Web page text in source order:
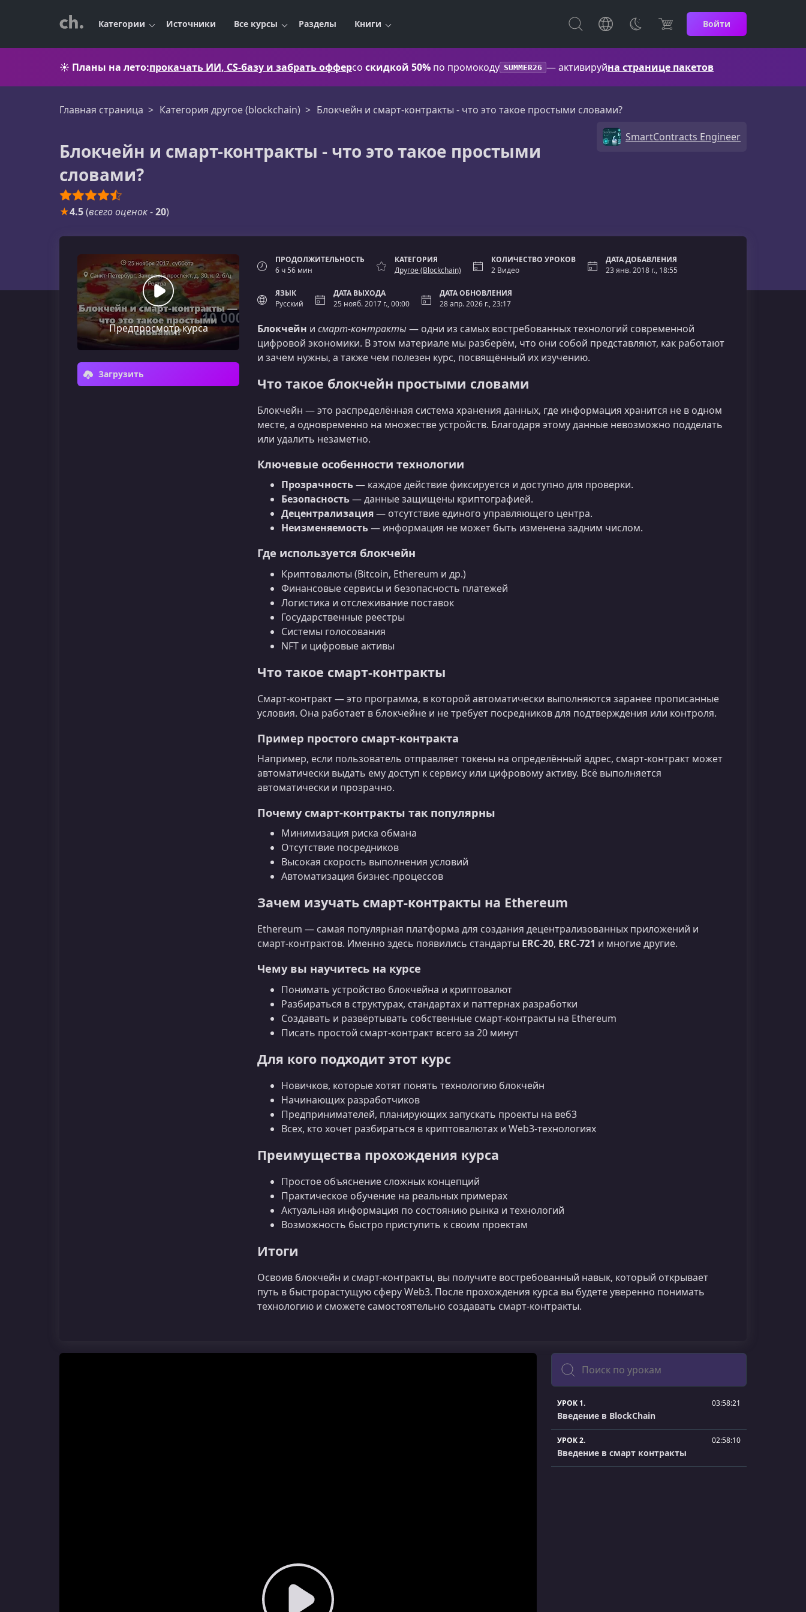
Категории Источники Все курсы Разделы Книги Войти
☀️ Планы на лето:прокачать ИИ, CS-базу и забрать офферсо скидкой 50% по промокоду SUMMER26 — активируйна странице пакетов
Главная страница Категория другоe (blockchain) Блокчейн и смарт-контракты - что это такое простыми словами?
Блокчейн и смарт-контракты - что это такое простыми
словами?
SmartContracts Engineer
★4.5(всего оценок-20)
Предпросмотр курса
Загрузить
ПРОДОЛЖИТЕЛЬНОСТЬ
6 ч 56 мин
КАТЕГОРИЯ
Другоe (Blockchain)
КОЛИЧЕСТВО УРОКОВ
2 Видео
ДАТА ДОБАВЛЕНИЯ
23 янв. 2018 г., 18:55
ЯЗЫК
Русский
ДАТА ВЫХОДА
25 нояб. 2017 г., 00:00
ДАТА ОБНОВЛЕНИЯ
28 апр. 2026 г., 23:17
Блокчейн и смарт-контракты — одни из самых востребованных технологий современной
цифровой экономики. В этом материале мы разберём, что они собой представляют, как работают
и зачем нужны, а также чем полезен курс, посвящённый их изучению.
Что такое блокчейн простыми словами
Блокчейн — это распределённая система хранения данных, где информация хранится не в одном
месте, а одновременно на множестве устройств. Благодаря этому данные невозможно подделать
или удалить незаметно.
Ключевые особенности технологии
Прозрачность— каждое действие фиксируется и доступно для проверки.
Безопасность— данные защищены криптографией.
Децентрализация— отсутствие единого управляющего центра.
Неизменяемость— информация не может быть изменена задним числом.
Где используется блокчейн
Криптовалюты (Bitcoin, Ethereum и др.)
Финансовые сервисы и безопасность платежей
Логистика и отслеживание поставок
Государственные реестры
Системы голосования
NFT и цифровые активы
Что такое смарт-контракты
Смарт-контракт — это программа, в которой автоматически выполняются заранее прописанные
условия. Она работает в блокчейне и не требует посредников для подтверждения или контроля.
Пример простого смарт-контракта
Например, если пользователь отправляет токены на определённый адрес, смарт-контракт может
автоматически выдать ему доступ к сервису или цифровому активу. Всё выполняется
автоматически и прозрачно.
Почему смарт-контракты так популярны
Минимизация риска обмана
Отсутствие посредников
Высокая скорость выполнения условий
Автоматизация бизнес-процессов
Зачем изучать смарт-контракты на Ethereum
Ethereum — самая популярная платформа для создания децентрализованных приложений и
смарт-контрактов. Именно здесь появились стандарты ERC-20, ERC-721 и многие другие.
Чему вы научитесь на курсе
Понимать устройство блокчейна и криптовалют
Разбираться в структурах, стандартах и паттернах разработки
Создавать и развёртывать собственные смарт-контракты на Ethereum
Писать простой смарт-контракт всего за 20 минут
Для кого подходит этот курс
Новичков, которые хотят понять технологию блокчейн
Начинающих разработчиков
Предпринимателей, планирующих запускать проекты на веб3
Всех, кто хочет разбираться в криптовалютах и Web3-технологиях
Преимущества прохождения курса
Простое объяснение сложных концепций
Практическое обучение на реальных примерах
Актуальная информация по состоянию рынка и технологий
Возможность быстро приступить к своим проектам
Итоги
Освоив блокчейн и смарт-контракты, вы получите востребованный навык, который открывает
путь в быстрорастущую сферу Web3. После прохождения курса вы будете уверенно понимать
технологию и сможете самостоятельно создавать смарт-контракты.
Поиск
УРОК 1. 03:58:21
Введение в BlockChain
УРОК 2. 02:58:10
Введение в смарт контракты